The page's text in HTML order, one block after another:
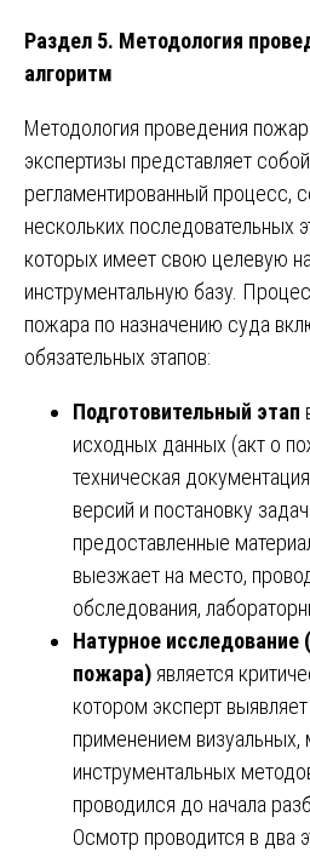
Раздел 5. Методология
алгоритм
Методология проведения
экспертизы представляет
регламентированный процесс,
нескольких последовательных
которых имеет свою целевую
инструментальную базу.
пожара по назначению суда
обязательных этапов:
Подготовительный этап
исходных данных (акт о
техническая
версий и постановку
предоставленные
выезжает на место,
обследования,
Натурное исследование
пожара) является
котором эксперт
применением визуальных,
инструментальных
проводился до начала
Осмотр проводится в два